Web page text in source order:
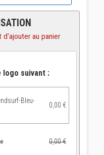
d'ajouter au panier
logo suivant :
Bleu-
0,00 €
0,00 €